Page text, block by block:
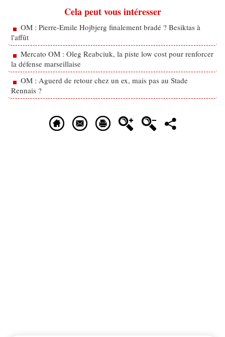
Cela peut vous intéresser
OM : Pierre-Emile Hojbjerg finalement bradé ? Besiktas à
l'affût
Mercato OM : Oleg Reabciuk, la piste low cost pour renforcer
la défense marseillaise
OM : Aguerd de retour chez un ex, mais pas au Stade
Rennais ?